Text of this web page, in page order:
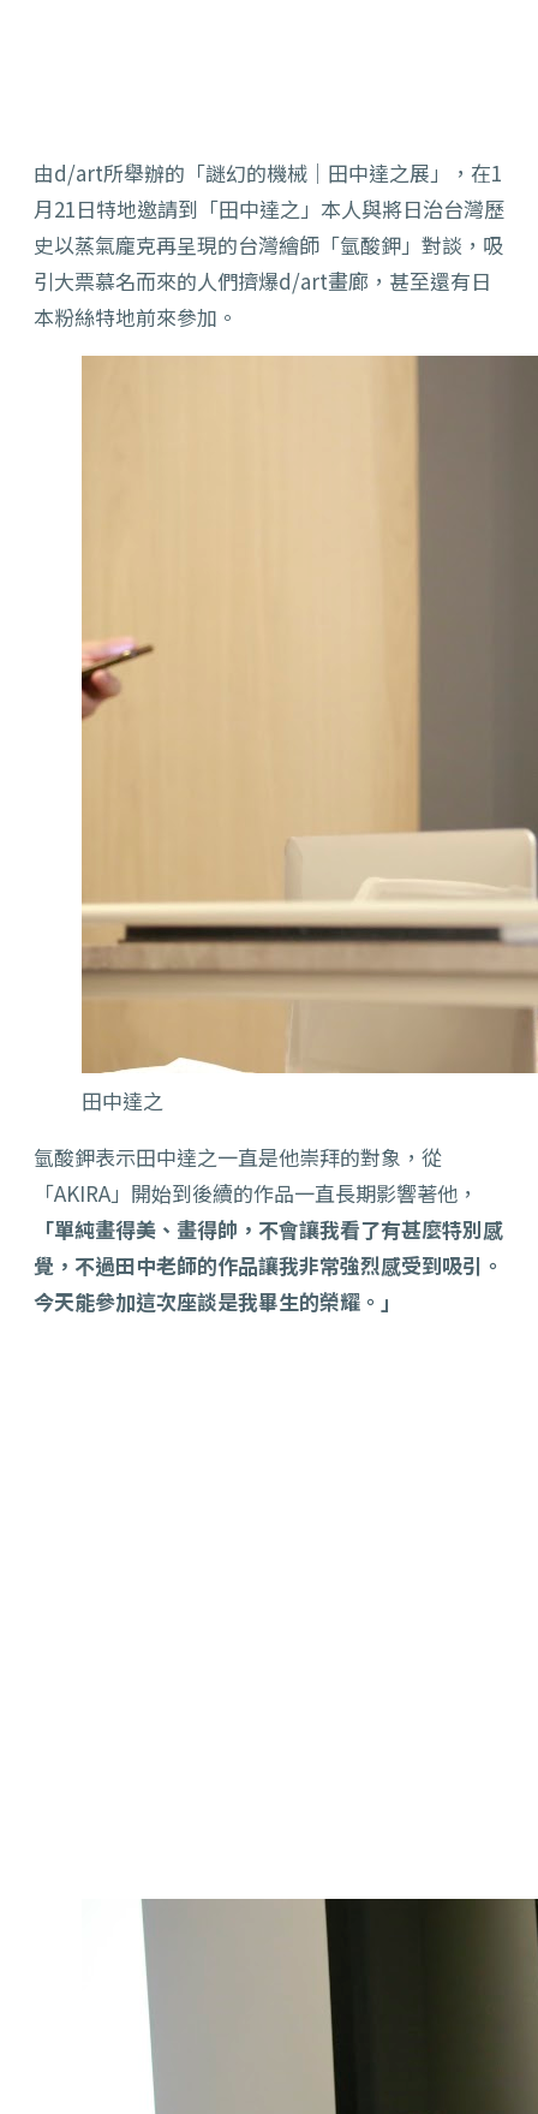
由d/art所舉辦的「謎幻的機械│田中達之展」，在1
月21日特地邀請到「田中達之」本人與將日治台灣歷
史以蒸氣龐克再呈現的台灣繪師「氫酸鉀」對談，吸
引大票慕名而來的人們擠爆d/art畫廊，甚至還有日
本粉絲特地前來參加。
田中達之
氫酸鉀表示田中達之一直是他崇拜的對象，從
「AKIRA」開始到後續的作品一直長期影響著他，
「單純畫得美、畫得帥，不會讓我看了有甚麼特別感
覺，不過田中老師的作品讓我非常強烈感受到吸引。
今天能參加這次座談是我畢生的榮耀。」